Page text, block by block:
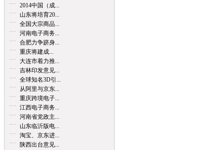
2014中国（成...
山东将培育20...
全国大宗商品...
河南电子商务...
合肥力争跻身...
重庆将建成...
大连市着力推...
吉林印发意见...
全球知名3D引...
从阿里与京东...
重庆跨境电子...
江西电子商务...
河南省党政主...
山东临沂版电...
淘宝、京东进...
陕西出台意见...